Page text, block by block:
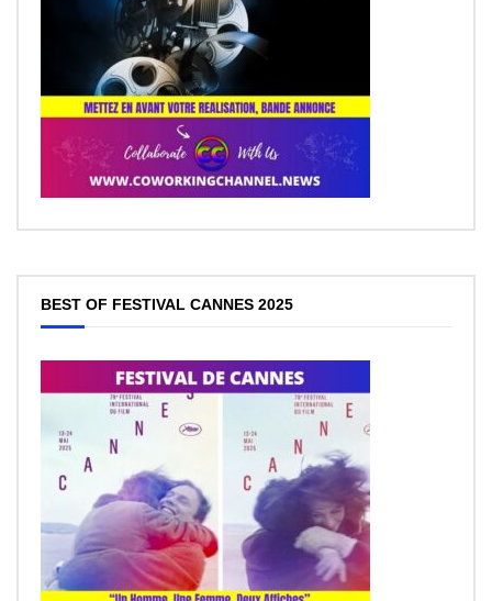
BEST OF FESTIVAL CANNES 2025